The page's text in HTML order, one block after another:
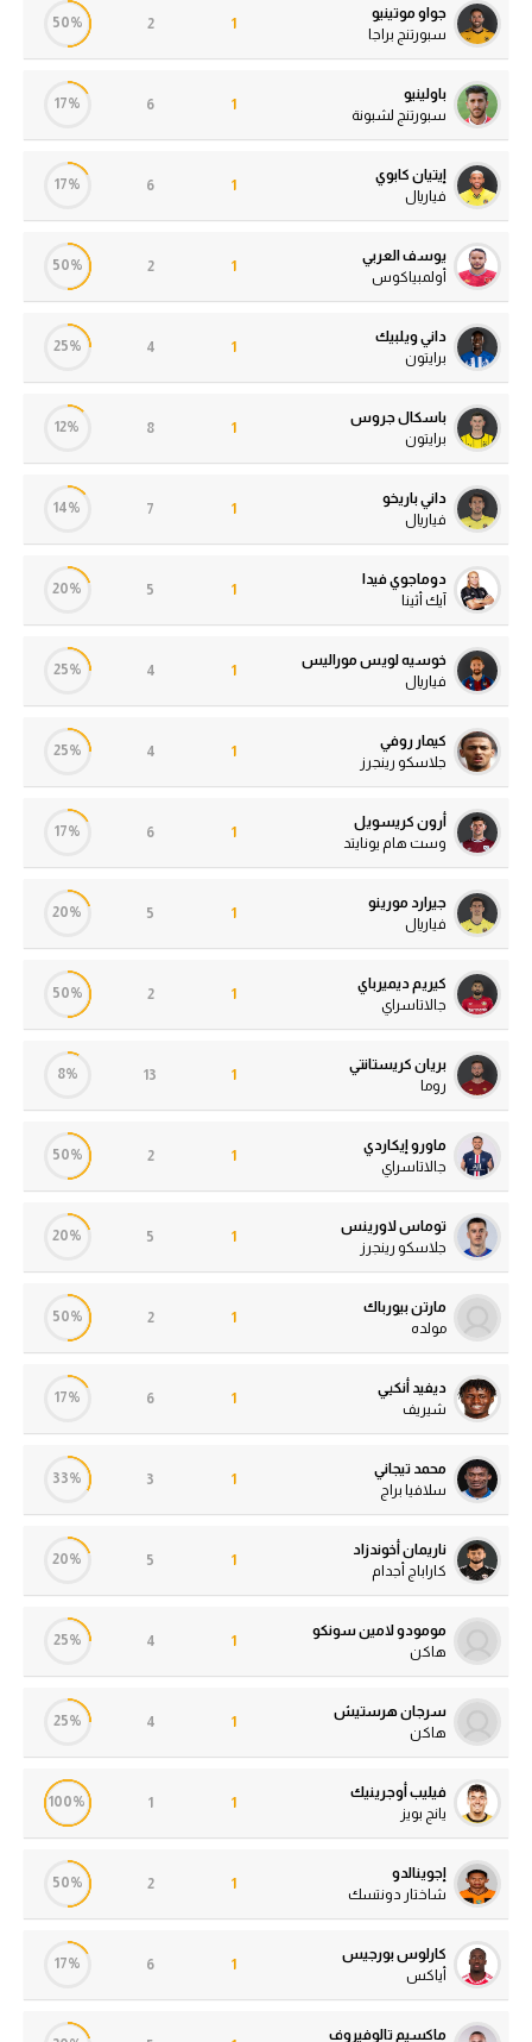
جواو موتينيو
سبورتنج براجا
1
2
50%
باولينيو
سبورتنج لشبونة
1
6
17%
إيتيان كابوي
فياريال
1
6
17%
يوسف العربي
أولمبياكوس
1
2
50%
داني ويلبيك
برايتون
1
4
25%
باسكال جروس
برايتون
1
8
12%
داني باريخو
فياريال
1
7
14%
دوماجوي فيدا
آيك أثينا
1
5
20%
خوسيه لويس موراليس
فياريال
1
4
25%
كيمار روفي
جلاسكو رينجرز
1
4
25%
أرون كريسويل
وست هام يونايتد
1
6
17%
جيرارد مورينو
فياريال
1
5
20%
كيريم ديميرباي
جالاتاسراي
1
2
50%
بريان كريستانتي
روما
1
13
8%
ماورو إيكاردي
جالاتاسراي
1
2
50%
توماس لاورينس
جلاسكو رينجرز
1
5
20%
مارتن بيورباك
مولده
1
2
50%
ديفيد أنكيي
شيريف
1
6
17%
محمد تيجاني
سلافيا براج
1
3
33%
ناريمان أخوندزاد
كاراباج أجدام
1
5
20%
مومودو لامين سونكو
هاكن
1
4
25%
سرجان هرستيش
هاكن
1
4
25%
فيليب أوجرينيك
يانج بويز
1
1
100%
إجوينالدو
شاختار دونتسك
1
2
50%
كارلوس بورجيس
أياكس
1
6
17%
ماكسيم تالوفيروف